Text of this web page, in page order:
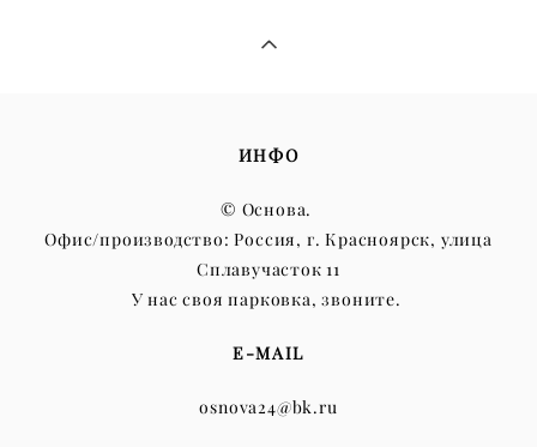
ИНФО
© Основа.
Офис/производство: Россия, г. Красноярск, улица
Сплавучасток 11
У нас своя парковка, звоните.
E-MAIL
osnova24@bk.ru